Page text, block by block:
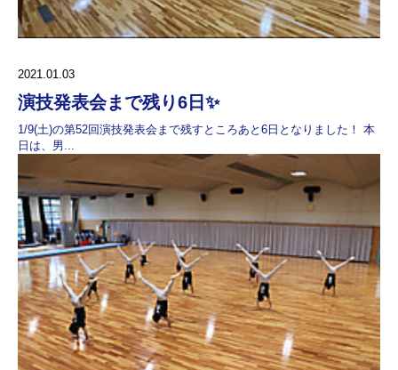
2021.01.03
演技発表会まで残り6日✨
1/9(土)の第52回演技発表会まで残すところあと6日となりました！ 本
日は、男...